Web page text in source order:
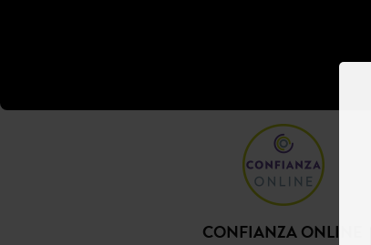
CONFIANZA ONLINE